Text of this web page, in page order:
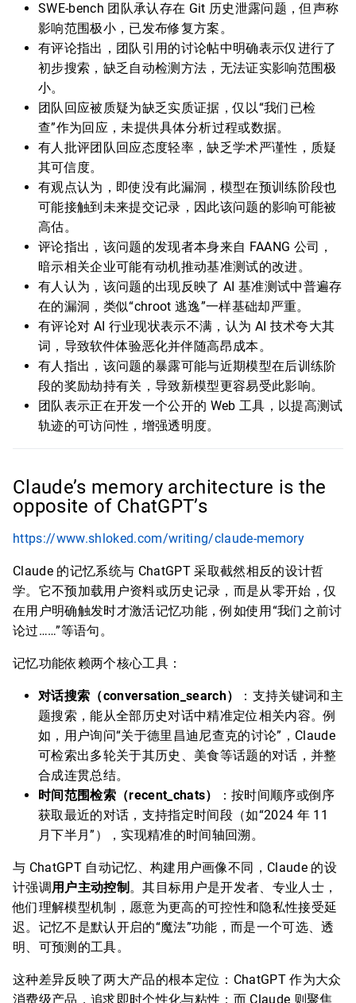
SWE-bench 团队承认存在 Git 历史泄露问题，但声称
影响范围极小，已发布修复方案。
有评论指出，团队引用的讨论帖中明确表示仅进行了
初步搜索，缺乏自动检测方法，无法证实影响范围极
小。
团队回应被质疑为缺乏实质证据，仅以“我们已检
查”作为回应，未提供具体分析过程或数据。
有人批评团队回应态度轻率，缺乏学术严谨性，质疑
其可信度。
有观点认为，即使没有此漏洞，模型在预训练阶段也
可能接触到未来提交记录，因此该问题的影响可能被
高估。
评论指出，该问题的发现者本身来自 FAANG 公司，
暗示相关企业可能有动机推动基准测试的改进。
有人认为，该问题的出现反映了 AI 基准测试中普遍存
在的漏洞，类似“chroot 逃逸”一样基础却严重。
有评论对 AI 行业现状表示不满，认为 AI 技术夸大其
词，导致软件体验恶化并伴随高昂成本。
有人指出，该问题的暴露可能与近期模型在后训练阶
段的奖励劫持有关，导致新模型更容易受此影响。
团队表示正在开发一个公开的 Web 工具，以提高测试
轨迹的可访问性，增强透明度。
Claude’s memory architecture is the
opposite of ChatGPT’s
https://www.shloked.com/writing/claude-memory
Claude 的记忆系统与 ChatGPT 采取截然相反的设计哲
学。它不预加载用户资料或历史记录，而是从零开始，仅
在用户明确触发时才激活记忆功能，例如使用“我们之前讨
论过……”等语句。
记忆功能依赖两个核心工具：
对话搜索（conversation_search）
：支持关键词和主
题搜索，能从全部历史对话中精准定位相关内容。例
如，用户询问“关于德里昌迪尼查克的讨论”，Claude
可检索出多轮关于其历史、美食等话题的对话，并整
合成连贯总结。
时间范围检索（recent_chats）
：按时间顺序或倒序
获取最近的对话，支持指定时间段（如“2024 年 11
月下半月”），实现精准的时间轴回溯。
与 ChatGPT 自动记忆、构建用户画像不同，Claude 的设
计强调用户主动控制 。其目标用户是开发者、专业人士，
他们理解模型机制，愿意为更高的可控性和隐私性接受延
迟。记忆不是默认开启的“魔法”功能，而是一个可选、透
明、可预测的工具。
这种差异反映了两大产品的根本定位：ChatGPT 作为大众
消费级产品，追求即时个性化与粘性；而 Claude 则聚焦